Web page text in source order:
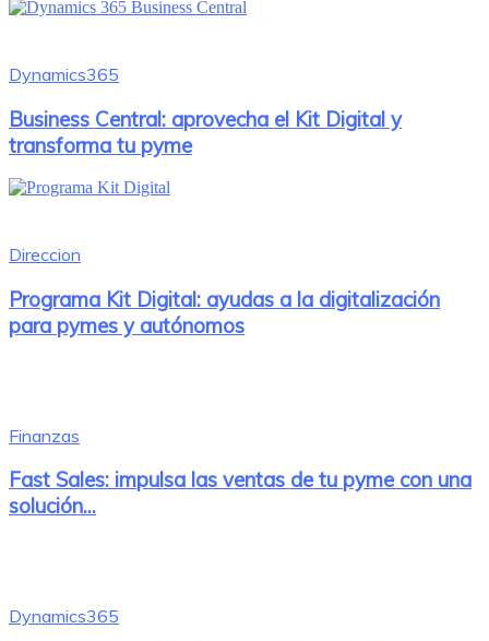
Dynamics365
Business Central: aprovecha el Kit Digital y
transforma tu pyme
Direccion
Programa Kit Digital: ayudas a la digitalización
para pymes y autónomos
Finanzas
Fast Sales: impulsa las ventas de tu pyme con una
solución...
Dynamics365